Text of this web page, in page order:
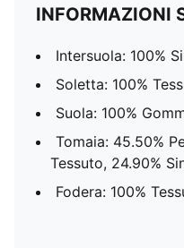
INFORMAZIONI
Intersuola: 100%
Soletta: 100%
Suola: 100%
Tomaia: 45.50%
Tessuto, 24.90%
Fodera: 100%